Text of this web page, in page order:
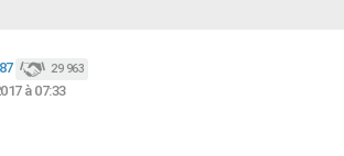
29 963
à 07:33